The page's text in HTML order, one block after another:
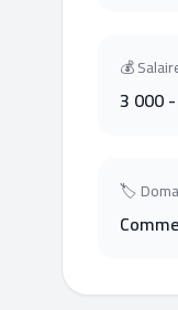
💰
3 000
🏷